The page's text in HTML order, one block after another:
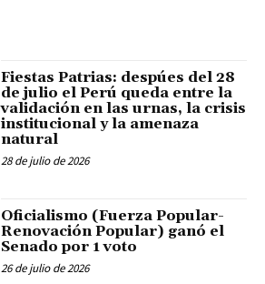
Fiestas Patrias: despúes del 28
de julio el Perú queda entre la
validación en las urnas, la crisis
institucional y la amenaza
natural
28 de julio de 2026
Oficialismo (Fuerza Popular-
Renovación Popular) ganó el
Senado por 1 voto
26 de julio de 2026